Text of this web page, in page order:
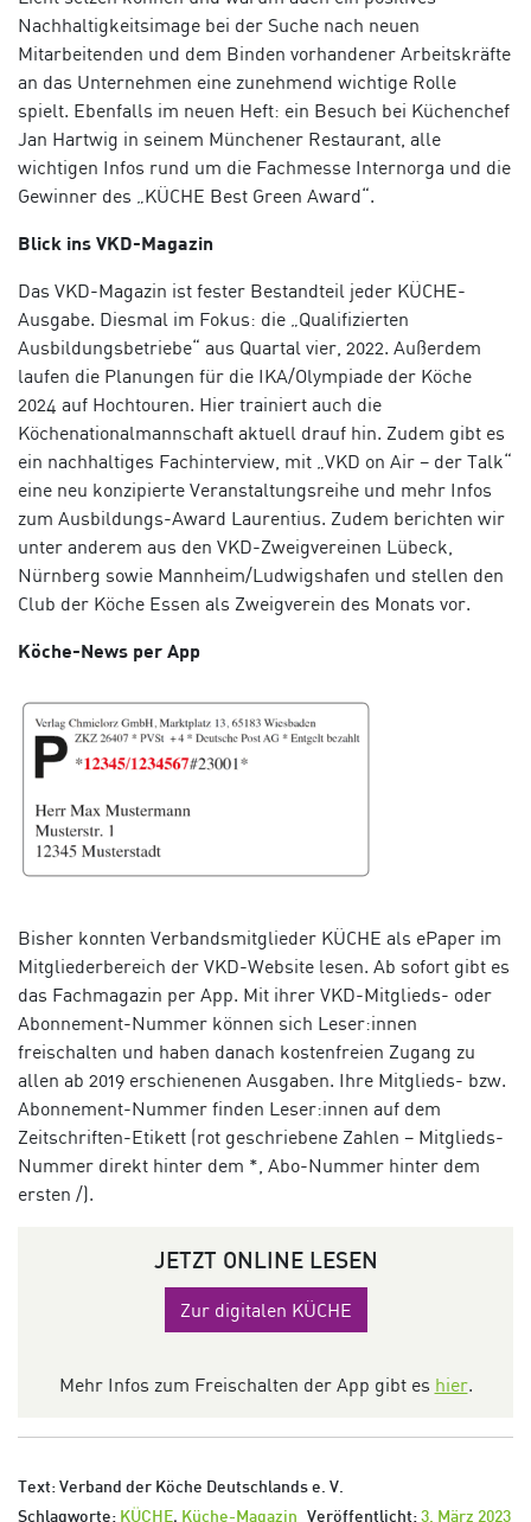
Nachhaltigkeitsimage bei der Suche nach neuen
Mitarbeitenden und dem Binden vorhandener Arbeitskräfte
an das Unternehmen eine zunehmend wichtige Rolle
spielt. Ebenfalls im neuen Heft: ein Besuch bei Küchenchef
Jan Hartwig in seinem Münchener Restaurant, alle
wichtigen Infos rund um die Fachmesse Internorga und die
Gewinner des „KÜCHE Best Green Award“.
Blick ins VKD-Magazin
Das VKD-Magazin ist fester Bestandteil jeder KÜCHE-
Ausgabe. Diesmal im Fokus: die „Qualifizierten
Ausbildungsbetriebe“ aus Quartal vier, 2022. Außerdem
laufen die Planungen für die IKA/Olympiade der Köche
2024 auf Hochtouren. Hier trainiert auch die
Köchenationalmannschaft aktuell drauf hin. Zudem gibt es
ein nachhaltiges Fachinterview, mit „VKD on Air – der Talk“
eine neu konzipierte Veranstaltungsreihe und mehr Infos
zum Ausbildungs-Award Laurentius. Zudem berichten wir
unter anderem aus den VKD-Zweigvereinen Lübeck,
Nürnberg sowie Mannheim/Ludwigshafen und stellen den
Club der Köche Essen als Zweigverein des Monats vor.
Köche-News per App
Bisher konnten Verbandsmitglieder KÜCHE als ePaper im
Mitgliederbereich der VKD-Website lesen. Ab sofort gibt es
das Fachmagazin per App. Mit ihrer VKD-Mitglieds- oder
Abonnement-Nummer können sich Leser:innen
freischalten und haben danach kostenfreien Zugang zu
allen ab 2019 erschienenen Ausgaben. Ihre Mitglieds- bzw.
Abonnement-Nummer finden Leser:innen auf dem
Zeitschriften-Etikett (rot geschriebene Zahlen – Mitglieds-
Nummer direkt hinter dem *, Abo-Nummer hinter dem
ersten /).
JETZT ONLINE LESEN
Zur digitalen KÜCHE
Mehr Infos zum Freischalten der App gibt es hier.
Text: Verband der Köche Deutschlands e. V.
Schlagworte: KÜCHE, Küche-Magazin Veröffentlicht: 3. März 2023